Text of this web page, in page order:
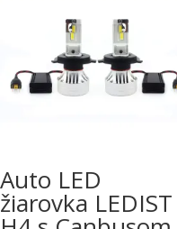
Auto LED
žiarovka LEDIST